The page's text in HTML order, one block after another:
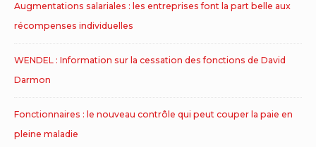
Augmentations salariales : les entreprises font la part belle aux
récompenses individuelles
WENDEL : Information sur la cessation des fonctions de David
Darmon
Fonctionnaires : le nouveau contrôle qui peut couper la paie en
pleine maladie